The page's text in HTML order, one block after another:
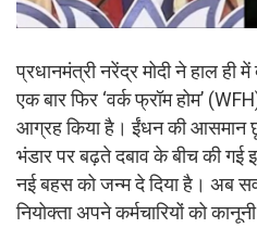
प्रधानमंत्री नरेंद्र मोदी ने हाल ही
एक बार फिर ‘वर्क फ्रॉम होम’
आग्रह किया है। ईंधन की आसमान
भंडार पर बढ़ते दबाव के बीच की गई
नई बहस को जन्म दे दिया है। अब
नियोक्ता अपने कर्मचारियों को